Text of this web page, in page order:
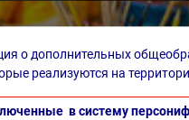
о дополнительных
реализуются на
в систему